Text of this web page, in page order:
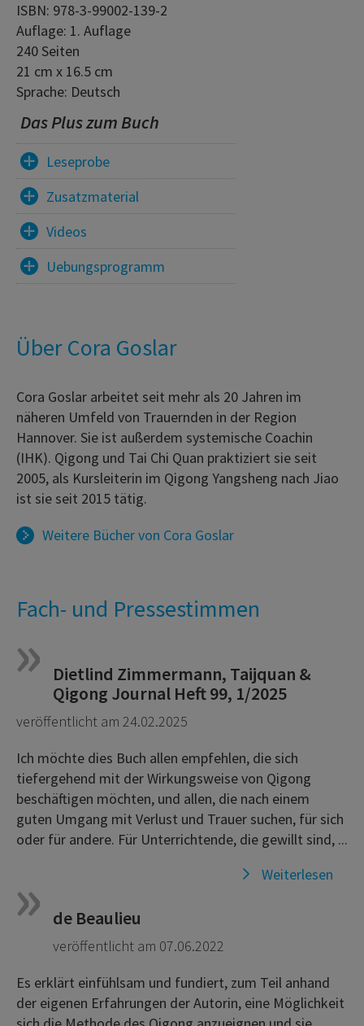
ISBN: 978-3-99002-139-2
Auflage: 1. Auflage
240 Seiten
21 cm x 16.5 cm
Sprache: Deutsch
Das Plus zum Buch
Leseprobe
Zusatzmaterial
Videos
Uebungsprogramm
Über Cora Goslar
Cora Goslar arbeitet seit mehr als 20 Jahren im
näheren Umfeld von Trauernden in der Region
Hannover. Sie ist außerdem systemische Coachin
(IHK). Qigong und Tai Chi Quan praktiziert sie seit
2005, als Kursleiterin im Qigong Yangsheng nach Jiao
ist sie seit 2015 tätig.
Weitere Bücher von Cora Goslar
Fach- und Pressestimmen
Dietlind Zimmermann, Taijquan &
Qigong Journal Heft 99, 1/2025
veröffentlicht am 24.02.2025
Ich möchte dies Buch allen empfehlen, die sich
tiefergehend mit der Wirkungsweise von Qigong
beschäftigen möchten, und allen, die nach einem
guten Umgang mit Verlust und Trauer suchen, für sich
oder für andere. Für Unterrichtende, die gewillt sind, ...
Weiterlesen
de Beaulieu
veröffentlicht am 07.06.2022
Es erklärt einfühlsam und fundiert, zum Teil anhand
der eigenen Erfahrungen der Autorin, eine Möglichkeit